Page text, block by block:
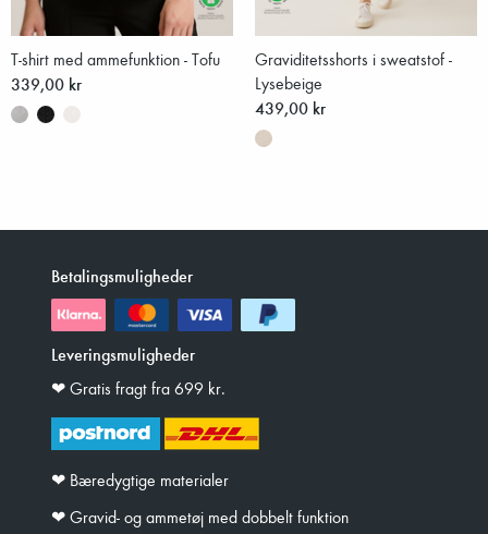
T-shirt med ammefunktion - Tofu
339,00 kr
Graviditetsshorts i sweatstof -
Lysebeige
439,00 kr
Betalingsmuligheder
Leveringsmuligheder
❤︎ Gratis fragt fra 699 kr.
❤︎ Bæredygtige materialer
❤︎ Gravid- og ammetøj med dobbelt funktion